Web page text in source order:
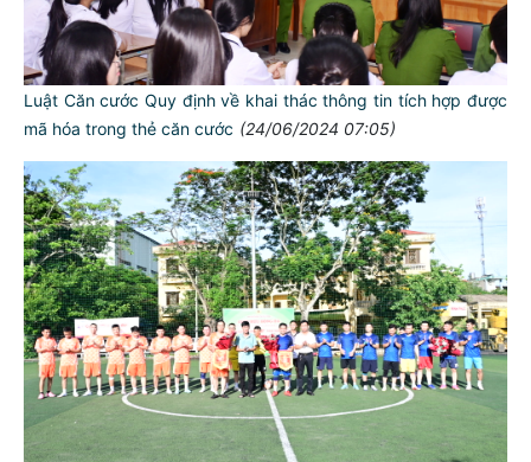
Luật Căn cước Quy định về khai thác thông tin tích hợp được
mã hóa trong thẻ căn cước (24/06/2024 07:05)